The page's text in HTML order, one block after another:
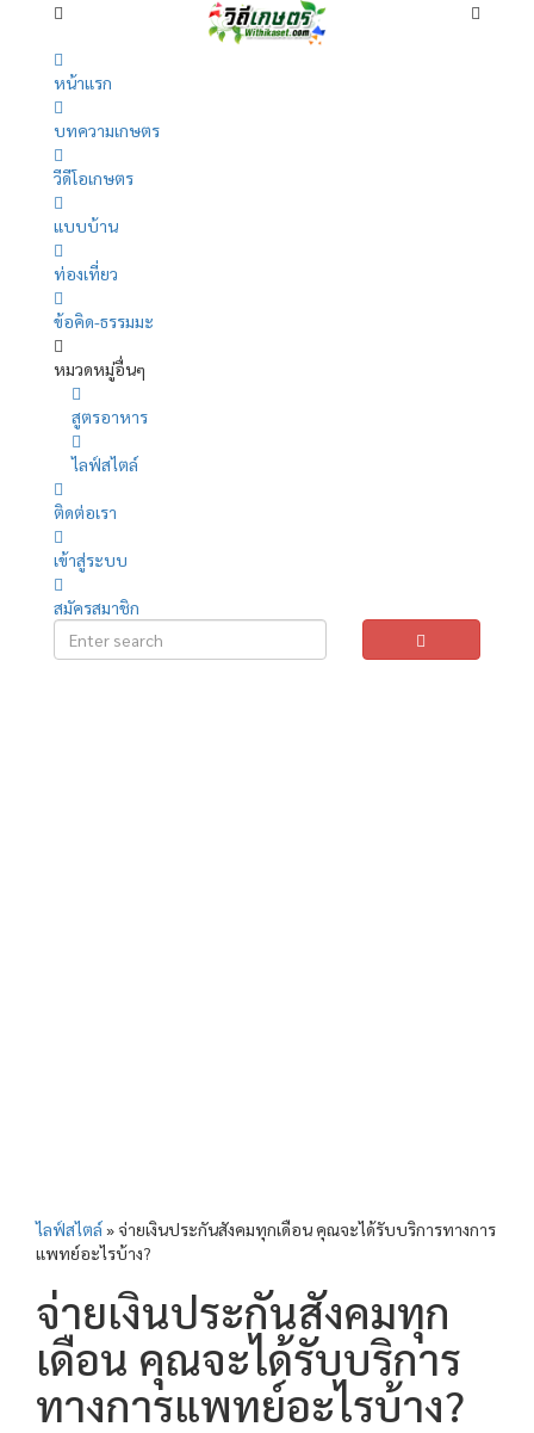
หน้าแรก
บทความเกษตร
วีดีโอเกษตร
แบบบ้าน
ท่องเที่ยว
ข้อคิด-ธรรมมะ
หมวดหมู่อื่นๆ
สูตรอาหาร
ไลฟ์สไตล์
ติดต่อเรา
เข้าสู่ระบบ
สมัครสมาชิก
ไลฟ์สไตล์» จ่ายเงินประกันสังคมทุกเดือน คุณจะได้รับบริการทางการ
แพทย์อะไรบ้าง?
จ่ายเงินประกันสังคมทุก
เดือน คุณจะได้รับบริการ
ทางการแพทย์อะไรบ้าง?